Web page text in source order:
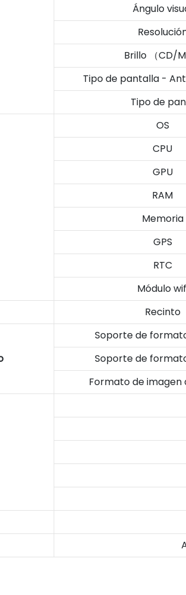
Ángulo
Brillo （CD/
Tipo de pantalla -
Tipo de
OS
CPU
GPU
RAM
Memoria
GPS
RTC
Módulo
Recinto
Soporte de
Soporte de
Formato de imagen